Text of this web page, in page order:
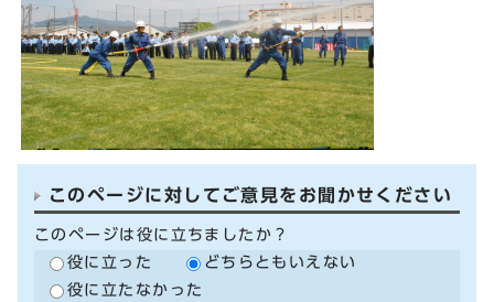
このページに対してご意見をお聞かせください
このページは役に立ちましたか？
役に立った
どちらともいえない
役に立たなかった